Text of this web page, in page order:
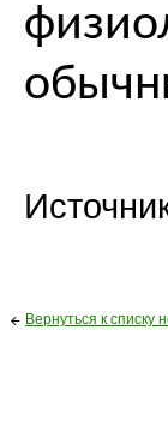
Вернуться к списку